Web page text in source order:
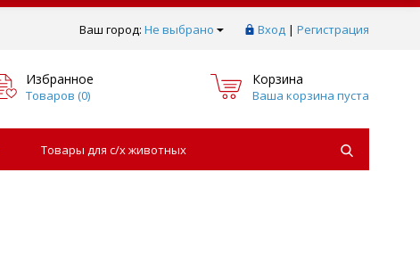
Ваш город: Не выбрано Вход | Регистрация
Избранное
Товаров (0)
Корзина
Ваша корзина пуста
Товары для с/х животных